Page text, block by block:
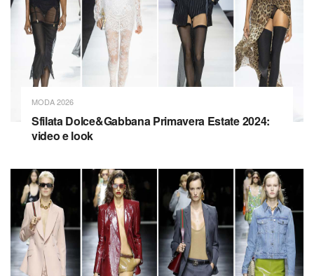
MODA 2026
Sfilata Dolce&Gabbana Primavera Estate 2024:
video e look